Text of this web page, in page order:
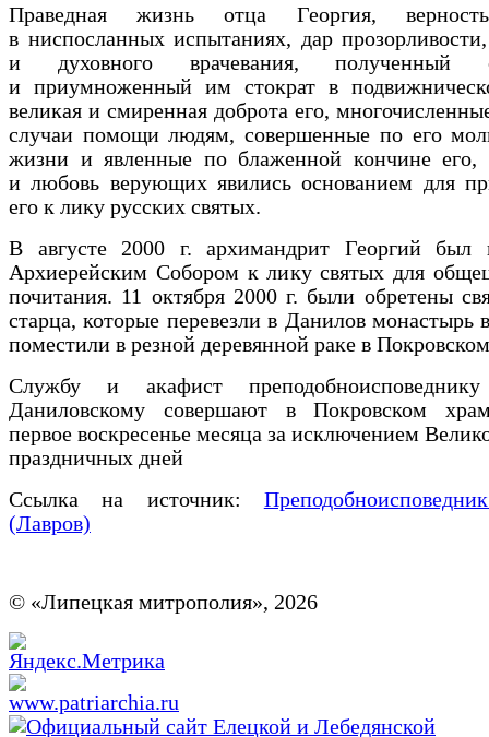
Праведная жизнь отца Георгия,
в ниспосланных испытаниях, дар
и духовного врачевания,
и приумноженный им стократ в
великая и смиренная доброта его,
случаи помощи людям, совершенные по его
жизни и явленные по блаженной кончине его,
и любовь верующих явились основанием для
его к лику русских святых.
В августе 2000 г. архимандрит Георгий был
Архиерейским Собором к лику святых для
почитания. 11 октября 2000 г. были обретены
старца, которые перевезли в Данилов монастырь
поместили в резной деревянной раке в
Службу и акафист
Даниловскому совершают в Покровском
первое воскресенье месяца за исключением
праздничных дней
Ссылка на источник:
(Лавров)
© «Липецкая митрополия», 2026